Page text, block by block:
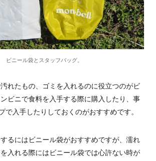
ビニール袋とスタッフバッグ。
れたもの、ゴミを入れるのに役立つのがビ
ビニで食料を入手する際に購入したり、事
で入手したりしておくのがおすすめです。
るにはビニール袋がおすすめですが、濡れ
入れる際にはビニール袋では心許ない時が